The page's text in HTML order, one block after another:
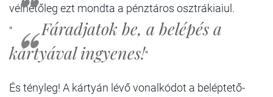
vélhetőleg ezt mondta a pénztáros osztrákiaiul.
"
Fáradjatok be, a belépés a
kártyával ingyenes!"
És tényleg! A kártyán lévő vonalkódot a beléptető-